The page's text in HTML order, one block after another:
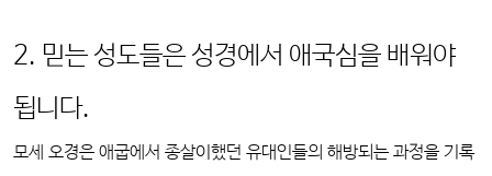
2. 믿는 성도들은 성경에서 애국심을 배워야
됩니다.
모세 오경은 애굽에서 종살이했던 유대인들의 해방되는 과정을 기록